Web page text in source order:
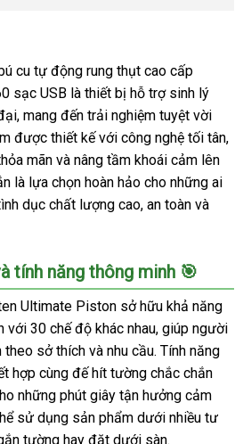
cu tự động rung thụt cao cấp
sạc USB là thiết bị hỗ trợ sinh lý
mang đến trải nghiệm tuyệt vời
được thiết kế với công nghệ tối tân,
mãn và nâng tầm khoái cảm lên
là lựa chọn hoàn hảo cho những ai
dục chất lượng cao, an toàn và
tính năng thông minh 🎯
Ultimate Piston sở hữu khả năng
với 30 chế độ khác nhau, giúp người
sở thích và nhu cầu. Tính năng
hợp cùng đế hít tường chắc chắn
những phút giây tận hưởng cảm
sử dụng sản phẩm dưới nhiều tư
tường hay đặt dưới sàn.